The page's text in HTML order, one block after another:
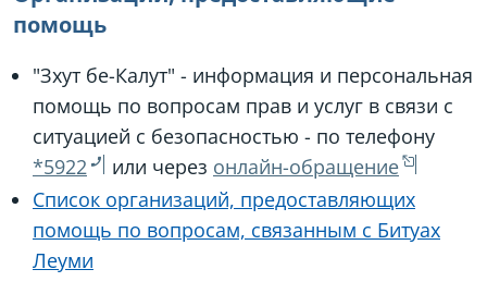
помощь
"Зхут бе-Калут" - информация и персональная
помощь по вопросам прав и услуг в связи с
ситуацией с безопасностью - по телефону
*5922
или через онлайн-обращение
Список организаций, предоставляющих
помощь по вопросам, связанным с Битуах
Леуми